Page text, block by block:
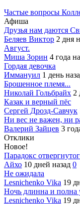
Частые вопросы
Афиша
Друзья нам даются
Беляев Виктор 2 дня
Август.
Миша Зорин 4 года
Гордая девочка
Иммануил 1 день
Брошенное племя...
Николай Гольбрайх 2
Казак и верный пёс
Сергей Дрозд-Савчук
Ни вес не важен, ни
Валерий Зайцев 3
Отклики
Новое!
Парадокс
Айхо 10 дней назад 0
Не ожидала
Lesnichenko Vika 19
Ночь длинна и полна
Lesnichenko Vika 19